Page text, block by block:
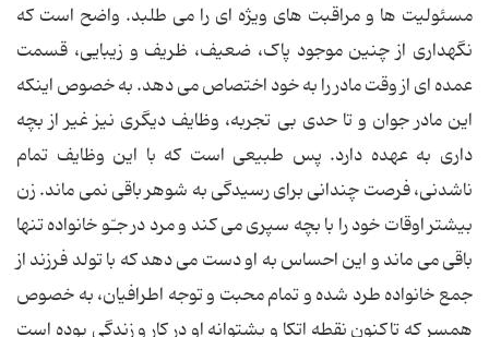
مسئولیت ها و مراقبت های ویژه ای را می طلبد. واضح است که
نگهداری از چنین موجود پاک، ضعیف، ظریف و زیبایی، قسمت
عمده ای از وقت مادر را به خود اختصاص می دهد. به خصوص اینکه
این مادر جوان و تا حدی بی تجربه، وظایف دیگری نیز غیر از بچه
داری به عهده دارد. پس طبیعی است که با این وظایف تمام
ناشدنی، فرصت چندانی برای رسیدگی به شوهر باقی نمی ماند. زن
بیشتر اوقات خود را با بچه سپری می کند و مرد در جـّو خانواده تنها
باقی می ماند و این احساس به او دست می دهد که با تولد فرزند از
جمع خانواده طرد شده و تمام محبت و توجه اطرافیان، به خصوص
همسر که تاکنون نقطه اتکا و پشتوانه او در کار و زندگی بوده است